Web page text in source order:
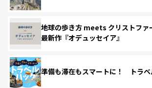
地球の歩き方 meets クリストファ
最新作『オデュッセイア』
準備も滞在もスマートに！ トラベ